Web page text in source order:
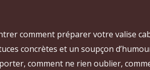
comment préparer votre valise
concrètes et un soupçon
comment ne rien oublier,